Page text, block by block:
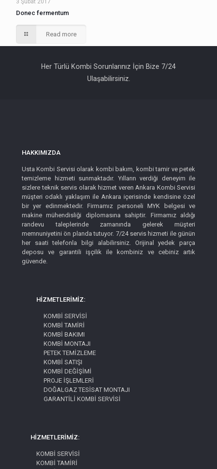
3 Şubat 2017
Donec fermentum
Read more
Her Türlü Kombi Sorunlarınız İçin Bize 7/24
Ulaşabilirsiniz.
HAKKIMIZDA
Usta Kombi Servisi olarak kombi bakım, kombi tamir ve petek
temizleme hizmeti sunmaktadır. Yılların verdiği deneyim ile
sizlere teknik servis olarak hizmet veren Ankara Kombi Servisi
müşteri odaklı yaklaşım ile Ankara içerisinde kendisine özel
bir yer edinmektedir. Firmamız personeli MYK belgesi ve
makine mühendisliği diplomasına sahiptir. Firmamız aldığı
randevu taleplerinde zamanında gelerek müşteri
memnuniyetini ön planda tutuyor. 7/24 servis hizmeti ile günün
her saati telefonla bilgi alabilirsiniz. Orijinal yedek parça
deposu ve garantili işçilik ile kombiniz ve cebiniz artık
güvende.
HİZMETLERİMİZ:
KOMBİ SERVİSİ
KOMBİ TAMİRİ
KOMBİ BAKIMI
KOMBİ MONTAJI
PETEK TEMİZLEME
KOMBİ SATIŞI
KOMBİ DEĞİŞİMİ
PROJE İŞLEMLERİ
DOĞALGAZ TESİSAT MONTAJI
GARANTİLİ KOMBİ SERVİSİ
HİZMETLERİMİZ:
KOMBİ SERVİSİ
KOMBİ TAMİRİ